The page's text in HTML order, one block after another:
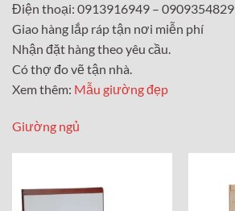
Điện thoại: 0913916949 – 0909354829
Giao hàng lắp ráp tận nơi miễn phí
Nhận đặt hàng theo yêu cầu.
Có thợ đo vẽ tận nhà.
Xem thêm: Mẫu giường đẹp
Giường ngủ